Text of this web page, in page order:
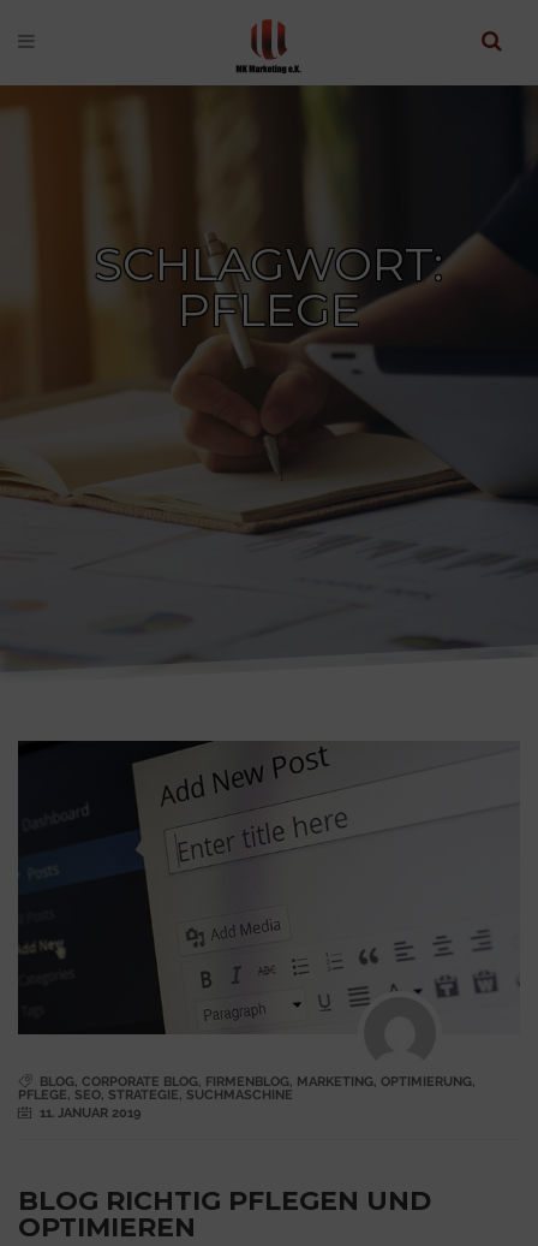
SCHLAGWORT:
PFLEGE
BLOG, CORPORATE BLOG, FIRMENBLOG, MARKETING, OPTIMIERUNG,
PFLEGE, SEO, STRATEGIE, SUCHMASCHINE
11. JANUAR 2019
BLOG RICHTIG PFLEGEN UND
OPTIMIEREN